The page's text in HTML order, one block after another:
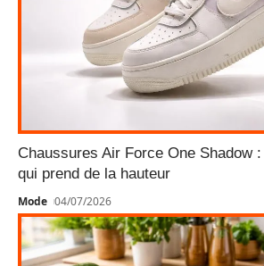
Chaussures Air Force One Shadow
qui prend de la hauteur
Mode 04/07/2026